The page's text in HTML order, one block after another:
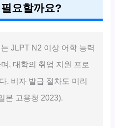
요할까요?
JLPT N2 이상 어학 능력
, 대학의 취업 지원 프로
. 비자 발급 절차도 미리
본 고용청 2023).